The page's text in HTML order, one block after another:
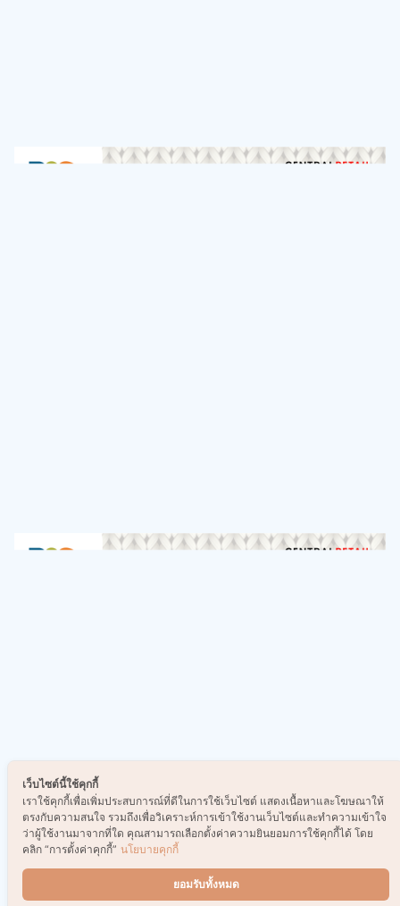
เว็บไซต์นี้ใช้คุกกี้
เราใช้คุกกี้เพื่อเพิ่มประสบการณ์ที่ดีในการใช้เว็บไซต์ แสดงเนื้อหาและโฆษณาให้
ตรงกับความสนใจ รวมถึงเพื่อวิเคราะห์การเข้าใช้งานเว็บไซต์และทำความเข้าใจ
ว่าผู้ใช้งานมาจากที่ใด คุณสามารถเลือกตั้งค่าความยินยอมการใช้คุกกี้ได้ โดย
คลิก “การตั้งค่าคุกกี้” นโยบายคุกกี้
ยอมรับทั้งหมด